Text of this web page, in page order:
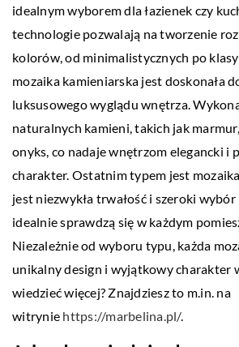
idealnym wyborem dla łazienek czy
technologie pozwalają na tworzenie
kolorów, od minimalistycznych po
mozaika kamieniarska jest doskonała
luksusowego wyglądu wnętrza.
naturalnych kamieni, takich jak
onyks, co nadaje wnętrzom elegancki i
charakter. Ostatnim typem jest
jest niezwykła trwałość i szeroki
idealnie sprawdzą się w każdym
Niezależnie od wyboru typu, każda
unikalny design i wyjątkowy charakter
wiedzieć więcej? Znajdziesz to m.in. na
witrynie https://marbelina.pl/.